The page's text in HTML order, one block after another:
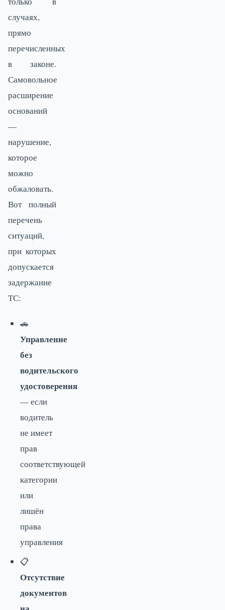
случаях,
прямо
перечисленных
в законе.
Самовольное
расширение
оснований
—
нарушение,
которое
можно
обжаловать.
Вот полный
перечень
ситуаций,
при которых
допускается
задержание
ТС:
🚗
Управление
без
водительского
удостоверения
— если
водитель
не имеет
прав
соответствующей
категории
или
лишён
права
управления
📋
Отсутствие
документов